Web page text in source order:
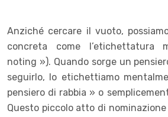
Anziché cercare il vuoto,
concreta come l’etichettatura
noting »). Quando sorge un
seguirlo, lo etichettiamo
pensiero di rabbia » o
Questo piccolo atto di